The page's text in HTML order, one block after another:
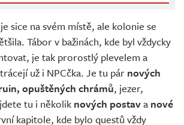
sice na svém místě, ale kolonie se
Tábor v bažinách, kde byl vždycky
je tak prorostlý plevelem a
už i NPCčka. Je tu pár nových
opuštěných chrámů, jezer,
tu i několik nových postava nové
kapitole, kde bylo questů vždy